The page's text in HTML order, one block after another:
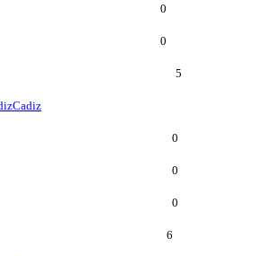
0
0
5
Cadiz
0
0
0
6